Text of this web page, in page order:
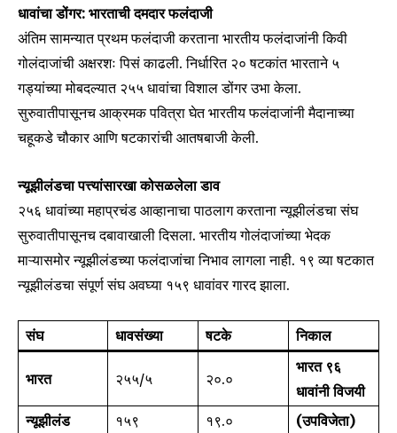
धावांचा डोंगर: भारताची दमदार फलंदाजी
अंतिम सामन्यात प्रथम फलंदाजी करताना भारतीय फलंदाजांनी किवी
गोलंदाजांची अक्षरशः पिसं काढली. निर्धारित २० षटकांत भारताने ५
गड्यांच्या मोबदल्यात २५५ धावांचा विशाल डोंगर उभा केला.
सुरुवातीपासूनच आक्रमक पवित्रा घेत भारतीय फलंदाजांनी मैदानाच्या
चहूकडे चौकार आणि षटकारांची आतषबाजी केली.
न्यूझीलंडचा पत्त्यांसारखा कोसळलेला डाव
२५६ धावांच्या महाप्रचंड आव्हानाचा पाठलाग करताना न्यूझीलंडचा संघ
सुरुवातीपासूनच दबावाखाली दिसला. भारतीय गोलंदाजांच्या भेदक
माऱ्यासमोर न्यूझीलंडच्या फलंदाजांचा निभाव लागला नाही. १९ व्या षटकात
न्यूझीलंडचा संपूर्ण संघ अवघ्या १५९ धावांवर गारद झाला.
संघ धावसंख्या षटके निकाल
भारत २५५/५ २०.०
भारत ९६
धावांनी विजयी
न्यूझीलंड
१५९ १९.० (उपविजेता)